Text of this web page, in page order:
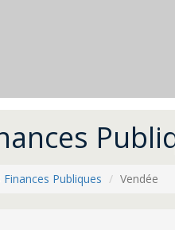
Publiques Vendée